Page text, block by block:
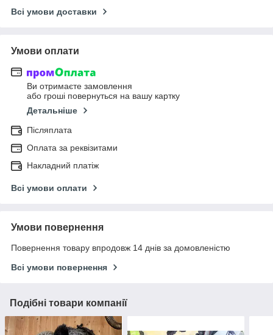
Всі умови доставки
Умови оплати
Ви отримаєте замовлення
або гроші повернуться на вашу картку
Детальніше
Післяплата
Оплата за реквізитами
Накладний платіж
Всі умови оплати
Умови повернення
Повернення товару впродовж 14 днів за домовленістю
Всі умови повернення
Подібні товари компанії